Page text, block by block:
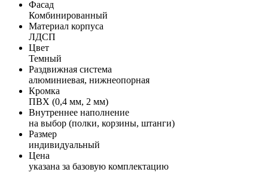
Фасад
Комбинированный
Материал корпуса
ЛДСП
Цвет
Темный
Раздвижная система
алюминиевая, нижнеопорная
Кромка
ПВХ (0,4 мм, 2 мм)
Внутреннее наполнение
на выбор (полки, корзины, штанги)
Размер
индивидуальный
Цена
указана за базовую комплектацию